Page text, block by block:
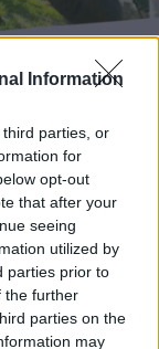
Information
parties, or
for
opt-out
that after your
seeing
utilized by
parties prior to
the further
parties on the
may
μοντέλο της